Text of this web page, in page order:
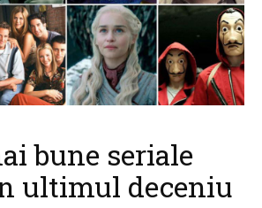
bune seriale
ultimul deceniu